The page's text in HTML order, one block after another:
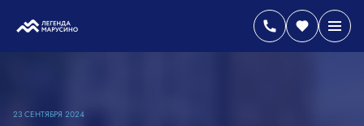
23 СЕНТЯБРЯ 2024